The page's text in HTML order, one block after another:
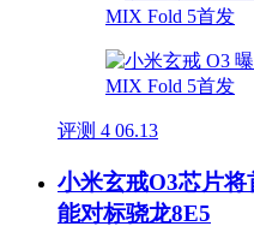
评测 4 06.13
小米玄戒O3芯片
能对标骁龙8E5